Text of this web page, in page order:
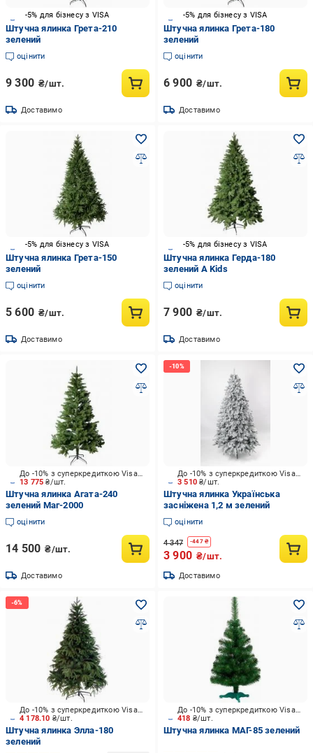
-5% для бізнесу з VISA
Штучна ялинка Грета-210
зелений
оцінити
9 300 ₴/шт.
Доставимо
-5% для бізнесу з VISA
Штучна ялинка Грета-180
зелений
оцінити
6 900 ₴/шт.
Доставимо
-5% для бізнесу з VISA
Штучна ялинка Грета-150
зелений
оцінити
5 600 ₴/шт.
Доставимо
-5% для бізнесу з VISA
Штучна ялинка Герда-180
зелений A Kids
оцінити
7 900 ₴/шт.
Доставимо
13 775₴/шт.
До -10% з суперкредиткою Visa Вигода
Штучна ялинка Агата-240
зелений Маг-2000
оцінити
14 500 ₴/шт.
Доставимо
3 510₴/шт.
До -10% з суперкредиткою Visa Вигода
Штучна ялинка Українська
засніжена 1,2 м зелений
оцінити
4 347 -447₴
3 900 ₴/шт.
Доставимо
4 178.10 ₴/шт.
До -10% з суперкредиткою Visa Вигода
Штучна ялинка Элла-180
зелений
418 ₴/шт.
До -10% з суперкредиткою Visa Вигода
Штучна ялинка МАГ-85 зелений